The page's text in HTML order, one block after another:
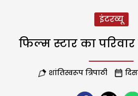
इंटरव्यू
फिल्म स्टार का
शांतिस्वरूप त्रिपाठी